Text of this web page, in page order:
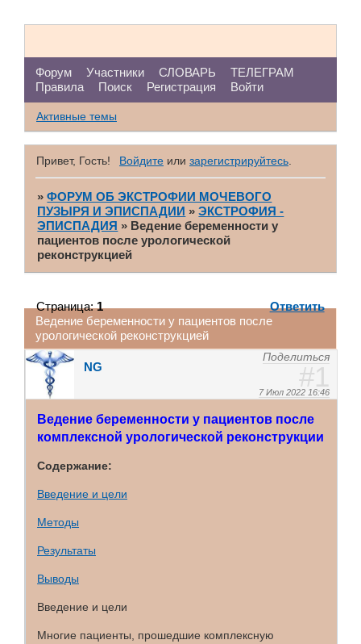
Форум Участники СЛОВАРЬ
ТЕЛЕГРАМ
Правила
Поиск Регистрация Войти
Активные темы
Привет, Гость! Войдите или зарегистрируйтесь.
»ФОРУМ ОБ ЭКСТРОФИИ МОЧЕВОГО
ПУЗЫРЯ И ЭПИСПАДИИ »ЭКСТРОФИЯ -
ЭПИСПАДИЯ » Ведение беременности у
пациентов после урологической
реконcтрукцией
Ведение беременности у пациентов после
урологической реконcтрукцией
Страница:1 Ответить
Поделиться
1
7 Июл 2022 16:46
NG
Ведение беременности у пациентов после
комплексной урологической реконструкции
Содержание:
Введение и цели
Методы
Результаты
Выводы
Введение и цели
Многие пациенты, прошедшие комплексную